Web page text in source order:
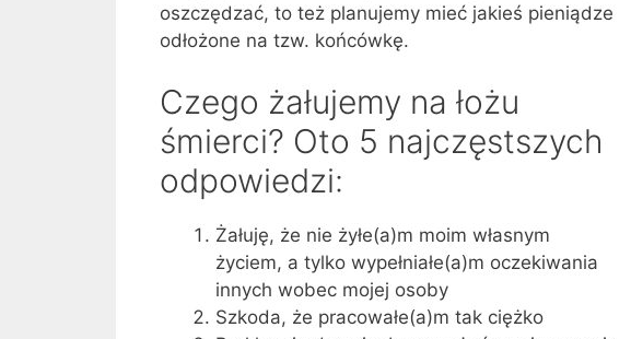
oszczędzać, to też planujemy mieć jakieś pieniądze
odłożone na tzw. końcówkę.
Czego żałujemy na łożu
śmierci? Oto 5 najczęstszych
odpowiedzi:
Żałuję, że nie żyłe(a)m moim własnym
życiem, a tylko wypełniałe(a)m oczekiwania
innych wobec mojej osoby
Szkoda, że pracowałe(a)m tak ciężko